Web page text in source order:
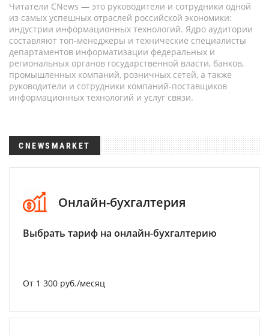
Читатели CNews — это руководители и сотрудники одной
из самых успешных отраслей российской экономики:
индустрии информационных технологий. Ядро аудитории
составляют топ-менеджеры и технические специалисты
департаментов информатизации федеральных и
региональных органов государственной власти, банков,
промышленных компаний, розничных сетей, а также
руководители и сотрудники компаний-поставщиков
информационных технологий и услуг связи.
CNEWSMARKET
Онлайн-бухгалтерия
Выбрать тариф на онлайн-бухгалтерию
От 1 300 руб./месяц